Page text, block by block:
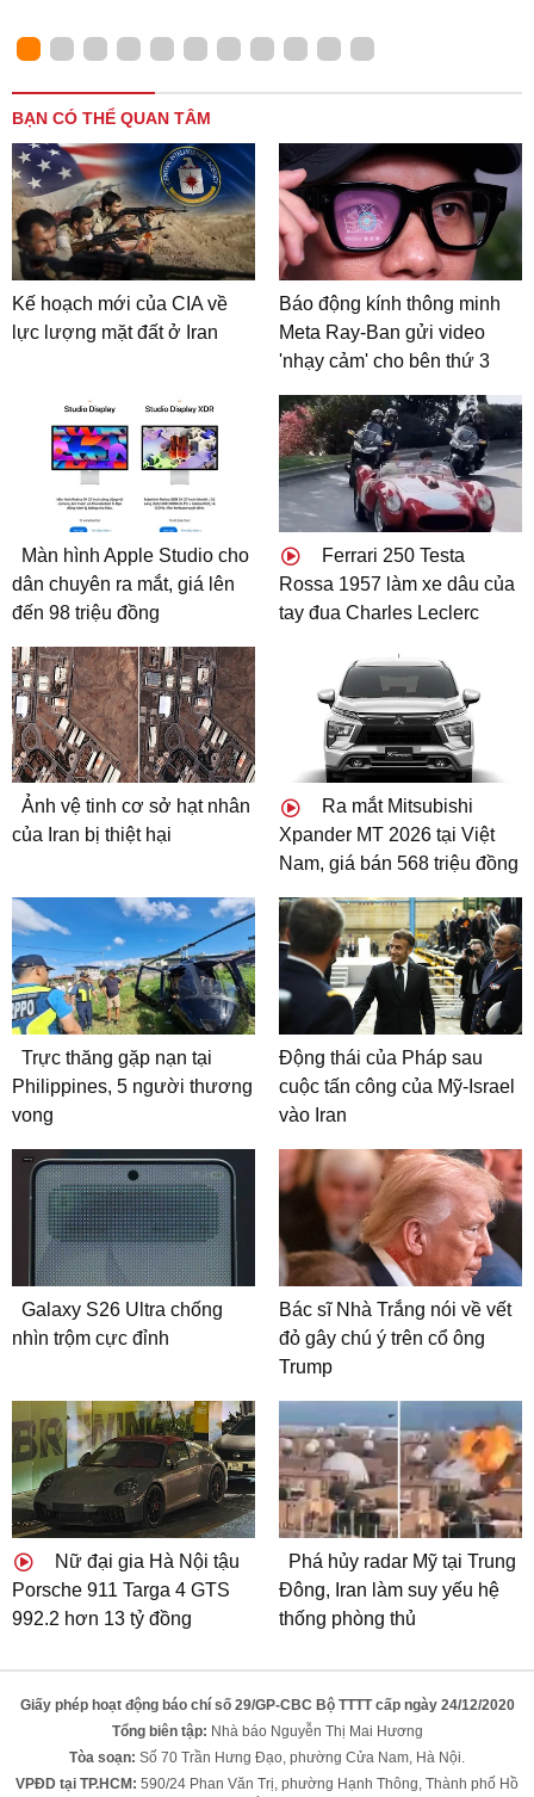
BẠN CÓ THỂ QUAN TÂM
Kế hoạch mới của CIA về
lực lượng mặt đất ở Iran
Báo động kính thông minh
Meta Ray-Ban gửi video
'nhạy cảm' cho bên thứ 3
Màn hình Apple Studio cho
dân chuyên ra mắt, giá lên
đến 98 triệu đồng
Ferrari 250 Testa
Rossa 1957 làm xe dâu của
tay đua Charles Leclerc
Ảnh vệ tinh cơ sở hạt nhân
của Iran bị thiệt hại
Ra mắt Mitsubishi
Xpander MT 2026 tại Việt
Nam, giá bán 568 triệu đồng
Trực thăng gặp nạn tại
Philippines, 5 người thương
vong
Động thái của Pháp sau
cuộc tấn công của Mỹ-Israel
vào Iran
Galaxy S26 Ultra chống
nhìn trộm cực đỉnh
Bác sĩ Nhà Trắng nói về vết
đỏ gây chú ý trên cổ ông
Trump
Nữ đại gia Hà Nội tậu
Porsche 911 Targa 4 GTS
992.2 hơn 13 tỷ đồng
Phá hủy radar Mỹ tại Trung
Đông, Iran làm suy yếu hệ
thống phòng thủ
Giấy phép hoạt động báo chí số 29/GP-CBC Bộ TTTT cấp ngày 24/12/2020
Tổng biên tập: Nhà báo Nguyễn Thị Mai Hương
Tòa soạn: Số 70 Trần Hưng Đạo, phường Cửa Nam, Hà Nội.
VPĐD tại TP.HCM: 590/24 Phan Văn Trị, phường Hạnh Thông, Thành phố Hồ